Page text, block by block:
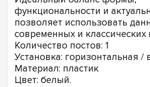
функциональности и
позволяет использовать
современных и классических
Количество постов: 1
Установка: горизонтальная /
Материал: пластик
Цвет: белый.